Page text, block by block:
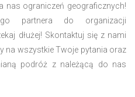
nas ograniczeń geograficznych!
partnera do organizacji
dłużej! Skontaktuj się z nami
na wszystkie Twoje pytania oraz
podróż z należącą do nas